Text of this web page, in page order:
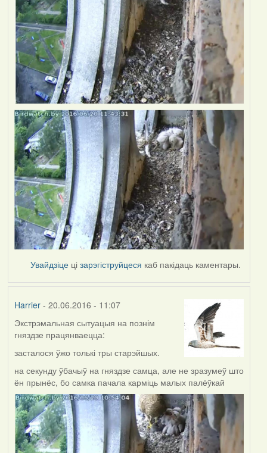
Увайдзіце цізарэгіструйцеся каб пакідаць каментары.
Harrier- 20.06.2016 - 11:07
Экстрэмальная сытуацыя на познім
гняздзе працянваецца:
засталося ўжо толькі тры старэйшых.
на секунду ўбачыў на гняздзе самца, але не зразумеў што
ён прынёс, бо самка пачала карміць малых палёўкай